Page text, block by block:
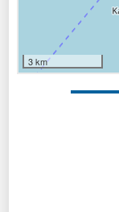
3 km